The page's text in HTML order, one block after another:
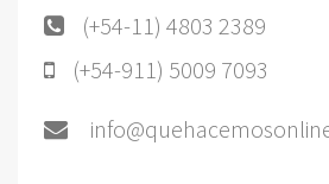
(+54-11) 4803 2389
(+54-911) 5009 7093